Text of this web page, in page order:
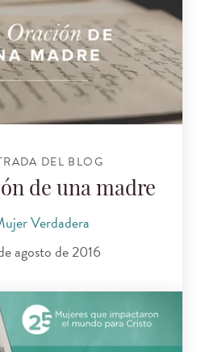
DEL BLOG
de una madre
Verdadera
agosto de 2016